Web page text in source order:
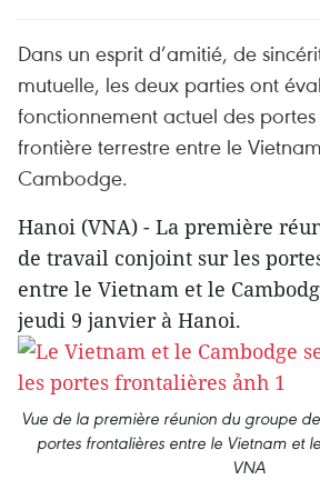
Dans un esprit d’amitié, de
mutuelle, les deux parties ont
fonctionnement actuel des
frontière terrestre entre le
Cambodge.
Hanoi (VNA) - La première
de travail conjoint sur les
entre le Vietnam et le
jeudi 9 janvier à Hanoi.
Vue de la première réunion du groupe
portes frontalières entre le Vietnam et
VNA